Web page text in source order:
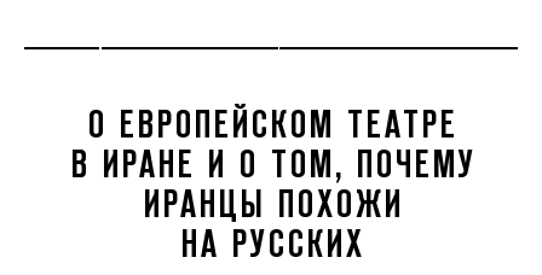
О ЕВРОПЕЙСКОМ ТЕАТРЕ
В ИРАНЕ И О ТОМ, ПОЧЕМУ
ИРАНЦЫ ПОХОЖИ
НА РУССКИХ